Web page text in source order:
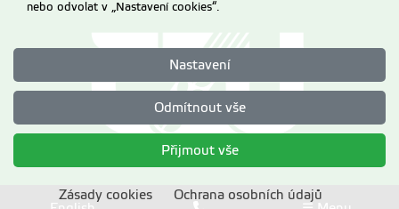
nebo odvolat v „Nastavení cookies“.
Nastavení
Odmítnout vše
Přijmout vše
Zásady cookies Ochrana osobních údajů